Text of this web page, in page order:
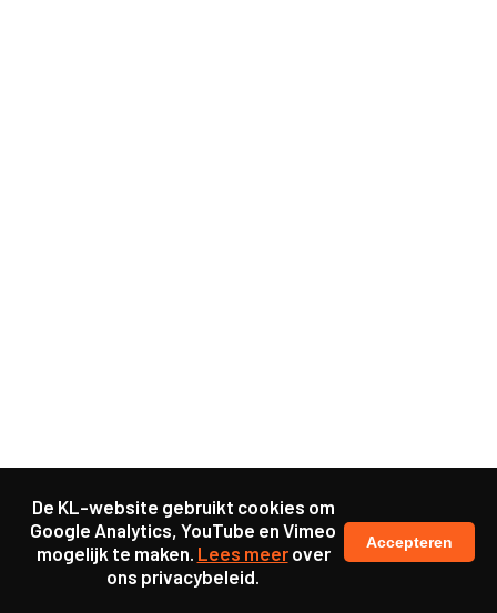
De KL-website gebruikt cookies om
Google Analytics, YouTube en Vimeo
mogelijk te maken. Lees meerover
ons privacybeleid.
Accepteren